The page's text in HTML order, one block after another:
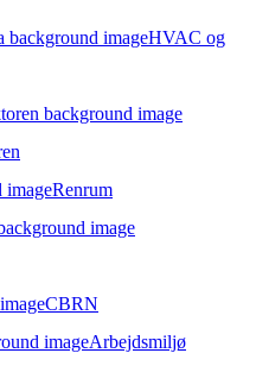
HVAC og
Renrum
CBRN
Arbejdsmiljø